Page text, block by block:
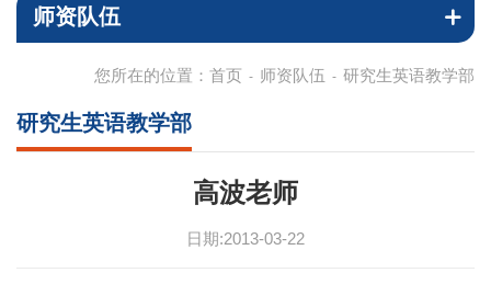
师资队伍
您所在的位置： 首页 - 师资队伍 - 研究生英语教学部
研究生英语教学部
高波老师
日期:2013-03-22